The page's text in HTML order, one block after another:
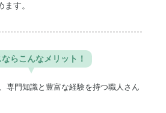
す。
らこんなメリット！
専門知識と豊富な経験を持つ職人さん